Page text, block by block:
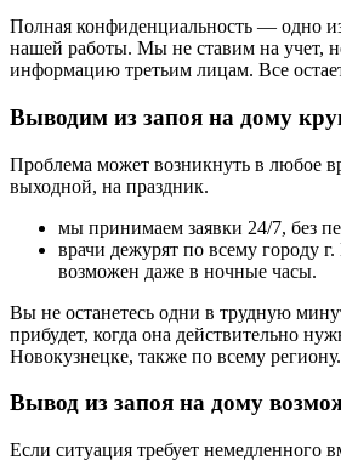
Полная конфиденциальность — одно
нашей работы. Мы не ставим на учет,
информацию третьим лицам. Все
Выводим из запоя на дому
Проблема может возникнуть в любое
выходной, на праздник.
мы принимаем заявки 24/7, без
врачи дежурят по всему городу
возможен даже в ночные часы.
Вы не останетесь одни в трудную
прибудет, когда она действительно
Новокузнецке, также по всему региону.
Вывод из запоя на дому
Если ситуация требует немедленного